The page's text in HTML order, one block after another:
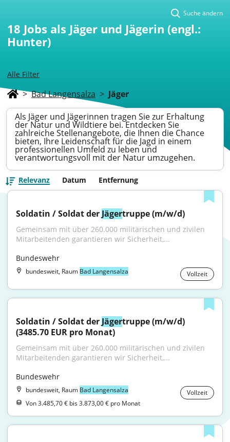
Alle Filter
Suche ändern
18 Jobs als Jäger und Jägerin (engl.:
Hunter)
> Bad Langensalza > Jäger
Als Jäger und Jägerinnen tragen Sie zur Erhaltung
der Natur und Wildtiere bei. Entdecken Sie
zahlreiche Stellenangebote, die Ihnen die Chance
bieten, Ihre Leidenschaft für die Jagd in einem
professionellen Umfeld zu leben und
verantwortungsvoll mit der Natur umzugehen.
Relevanz Datum Entfernung
Soldatin / Soldat der Jäger­truppe (m/w/d)
Gemeinsam mit über 260.000 militärischen und zivilen
Mitarbeitenden garantieren wir Sicherheit,...
Bundeswehr
bundesweit, Raum Bad Langensalza Vollzeit
Soldatin / Soldat der Jäger­truppe (m/w/d)
(3485.70 EUR pro Monat)
Gemeinsam mit über 260.000 militärischen und zivilen
Mitarbeitenden garantieren wir Sicherheit,...
Bundeswehr
bundesweit, Raum Bad Langensalza
Vollzeit
Von 3.485,70 € bis 3.873,00 € pro Monat